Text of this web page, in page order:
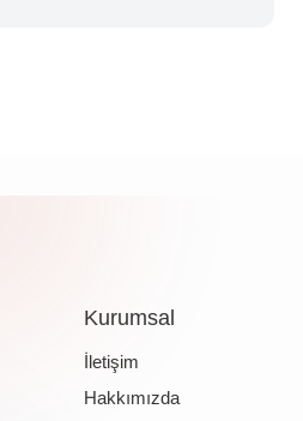
Kurumsal
İletişim
Hakkımızda